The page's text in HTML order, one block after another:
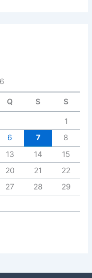
Q S S
1
6 7
8
13 14
15
20 21
22
27 28
29